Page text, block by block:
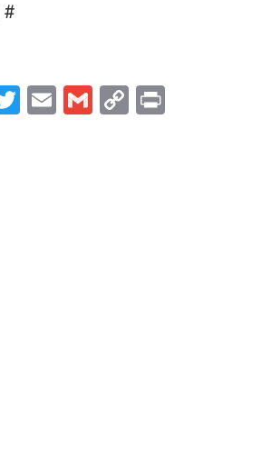
#
Twitter
EmailGmail
Copy